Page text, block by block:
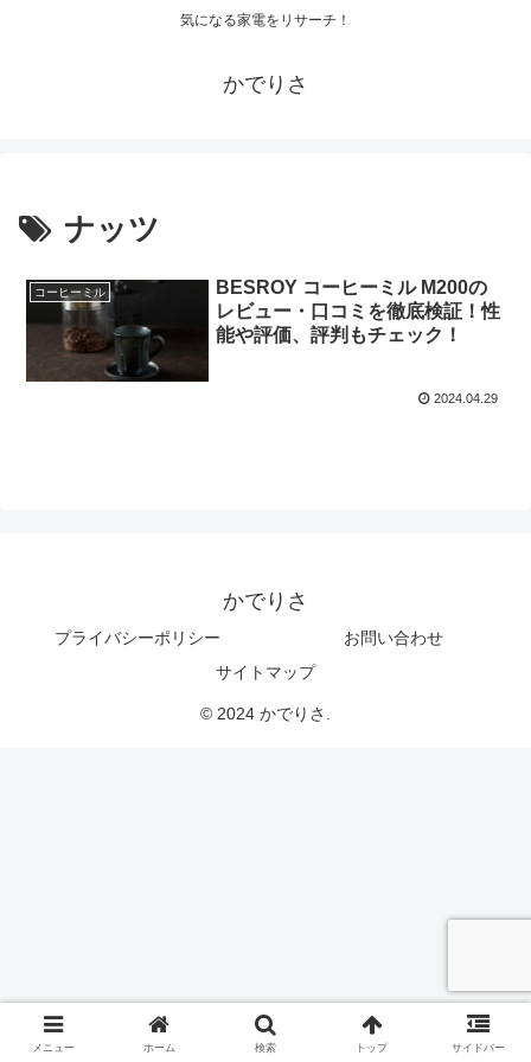
気になる家電をリサーチ！
かでりさ
ナッツ
コーヒーミル
BESROY コーヒーミル M200の
レビュー・口コミを徹底検証！性
能や評価、評判もチェック！
2024.04.29
かでりさ
プライバシーポリシー
お問い合わせ
サイトマップ
© 2024 かでりさ.
メニュー ホーム 検索 トップ サイドバー